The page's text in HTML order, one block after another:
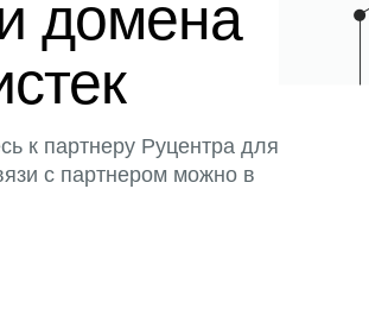
домена
к партнеру Руцентра для
с партнером можно в